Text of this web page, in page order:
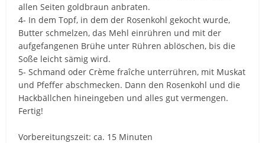
allen Seiten goldbraun anbraten.
4- In dem Topf, in dem der Rosenkohl gekocht wurde,
Butter schmelzen, das Mehl einrühren und mit der
aufgefangenen Brühe unter Rühren ablöschen, bis die
Soße leicht sämig wird.
5- Schmand oder Crème fraîche unterrühren, mit Muskat
und Pfeffer abschmecken. Dann den Rosenkohl und die
Hackbällchen hineingeben und alles gut vermengen.
Fertig!
Vorbereitungszeit: ca. 15 Minuten